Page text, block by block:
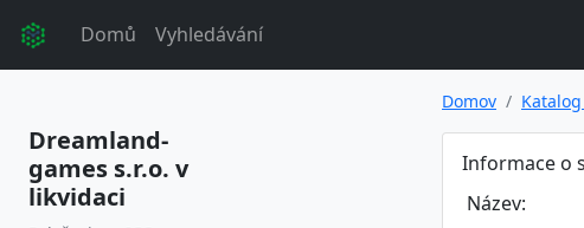
Domů Vyhledávání
Dreamland-
games s.r.o. v
likvidaci
Domov
Informace o
Název: